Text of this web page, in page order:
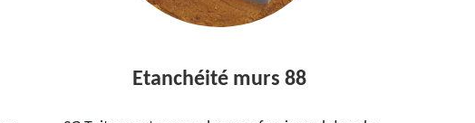
Etanchéité murs 88